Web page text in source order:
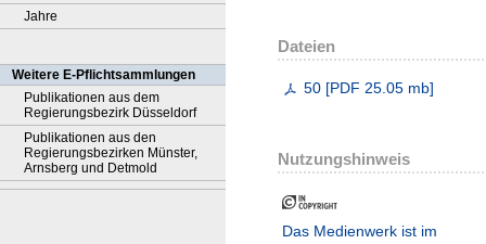
Jahre
Weitere E-Pflichtsammlungen
Publikationen aus dem
Regierungsbezirk Düsseldorf
Publikationen aus den
Regierungsbezirken Münster,
Arnsberg und Detmold
Dateien
50 [PDF 25.05 mb]
Nutzungshinweis
Das Medienwerk ist im